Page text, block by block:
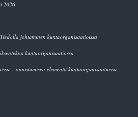
2026
johtaminen kuntaorganisaatioissa
kuntaorganisaatiossa
– onnistumisen elementit kuntaorganisaatiossa